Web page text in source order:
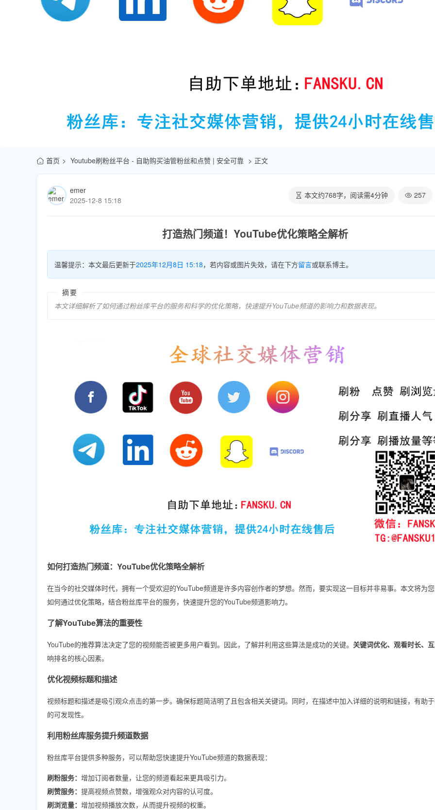
首页 Youtube刷粉丝平台 - 自助购买油管粉丝和点赞 | 安全可靠 正文
emer
2025-12-8 15:18
本文约768字，阅读需4分钟 257
打造热门频道！YouTube优化策略全解析
温馨提示：本文最后更新于2025年12月8日 15:18，若内容或图片失效，请在下方留言或联系博主。
摘要
本文详细解析了如何通过粉丝库平台的服务和科学的优化策略，快速提升YouTube频道的影响力和数据表现。
如何打造热门频道：YouTube优化策略全解析
在当今的社交媒体时代，拥有一个受欢迎的YouTube频道是许多内容创作者的梦想。然而，要实现这一目标并非易事。本文将为
如何通过优化策略，结合粉丝库平台的服务，快速提升您的YouTube频道影响力。
了解YouTube算法的重要性
YouTube的推荐算法决定了您的视频能否被更多用户看到。因此，了解并利用这些算法是成功的关键。 关键词优化、观看时长、
响排名的核心因素。
优化视频标题和描述
视频标题和描述是吸引观众点击的第一步。确保标题简洁明了且包含相关关键词。同时，在描述中加入详细的说明和链接，有助
的可发现性。
利用粉丝库服务提升频道数据
粉丝库平台提供多种服务，可以帮助您快速提升YouTube频道的数据表现：
刷粉服务： 增加订阅者数量，让您的频道看起来更具吸引力。
刷赞服务： 提高视频点赞数，增强观众对内容的认可度。
刷浏览量： 增加视频播放次数，从而提升视频的权重。